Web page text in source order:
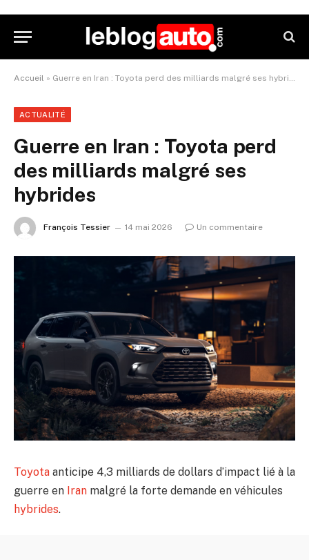
Accueil » Guerre en Iran : Toyota perd des milliards malgré ses hybrides
ACTUALITÉ
Guerre en Iran : Toyota perd
des milliards malgré ses
hybrides
François Tessier 14 mai 2026 Un commentaire
Toyota anticipe 4,3 milliards de dollars d’impact lié à la
guerre en Iran malgré la forte demande en véhicules
hybrides.